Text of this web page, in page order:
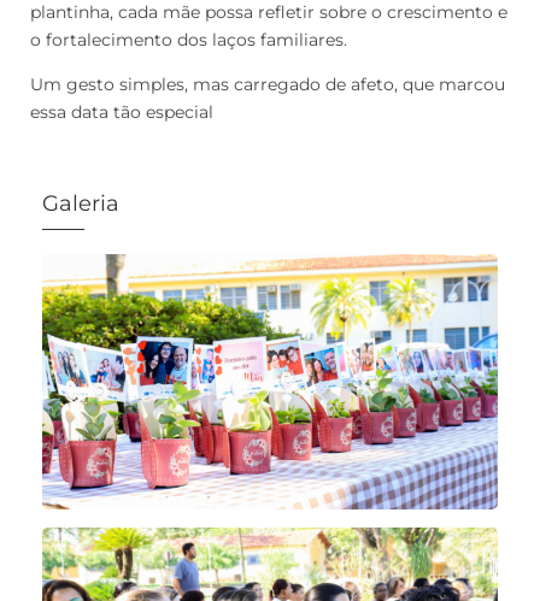
plantinha, cada mãe possa refletir sobre o crescimento e
o fortalecimento dos laços familiares.
Um gesto simples, mas carregado de afeto, que marcou
essa data tão especial
Galeria